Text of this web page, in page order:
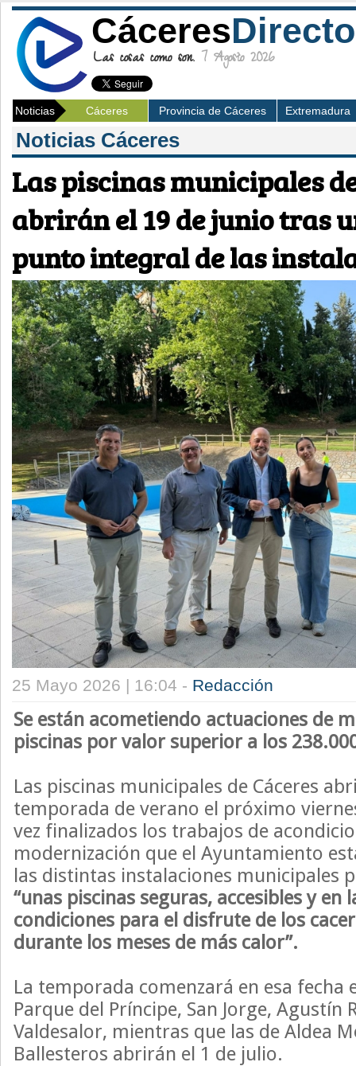
CáceresDirecto
Las cosas como son. 7 Agosto 2026
Noticias Cáceres Provincia de Cáceres Extremadura
Noticias Cáceres
Las piscinas municipales
abrirán el 19 de junio tras
punto integral de las
25 Mayo 2026 | 16:04 - Redacción
Se están acometiendo actuaciones de
piscinas por valor superior a los
Las piscinas municipales de Cáceres
temporada de verano el próximo
vez finalizados los trabajos de
modernización que el Ayuntamiento
las distintas instalaciones municipales
“unas piscinas seguras, accesibles y en
condiciones para el disfrute de los
durante los meses de más calor”.
La temporada comenzará en esa fecha
Parque del Príncipe, San Jorge, Agustín
Valdesalor, mientras que las de Aldea
Ballesteros abrirán el 1 de julio.